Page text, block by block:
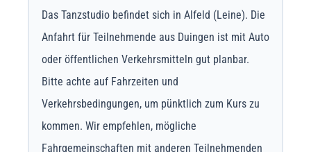
Das Tanzstudio befindet sich in Alfeld (Leine). Die
Anfahrt für Teilnehmende aus Duingen ist mit Auto
oder öffentlichen Verkehrsmitteln gut planbar.
Bitte achte auf Fahrzeiten und
Verkehrsbedingungen, um pünktlich zum Kurs zu
kommen. Wir empfehlen, mögliche
Fahrgemeinschaften mit anderen Teilnehmenden